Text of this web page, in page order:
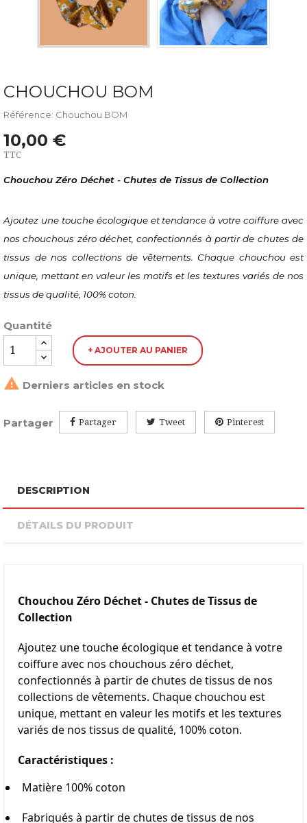
CHOUCHOU BOM
Référence: Chouchou BOM
10,00 €
TTC
Chouchou Zéro Déchet - Chutes de Tissus de Collection
Ajoutez une touche écologique et tendance à votre coiffure avec
nos chouchous zéro déchet, confectionnés à partir de chutes de
tissus de nos collections de vêtements. Chaque chouchou est
unique, mettant en valeur les motifs et les textures variés de nos
tissus de qualité, 100% coton.
Quantité
+ AJOUTER AU PANIER
 Derniers articles en stock
Partager Partager Tweet Pinterest
DESCRIPTION
DÉTAILS DU PRODUIT
Chouchou Zéro Déchet - Chutes de Tissus de
Collection
Ajoutez une touche écologique et tendance à votre
coiffure avec nos chouchous zéro déchet,
confectionnés à partir de chutes de tissus de nos
collections de vêtements. Chaque chouchou est
unique, mettant en valeur les motifs et les textures
variés de nos tissus de qualité, 100% coton.
Caractéristiques :
Matière 100% coton
Fabriqués à partir de chutes de tissus de nos